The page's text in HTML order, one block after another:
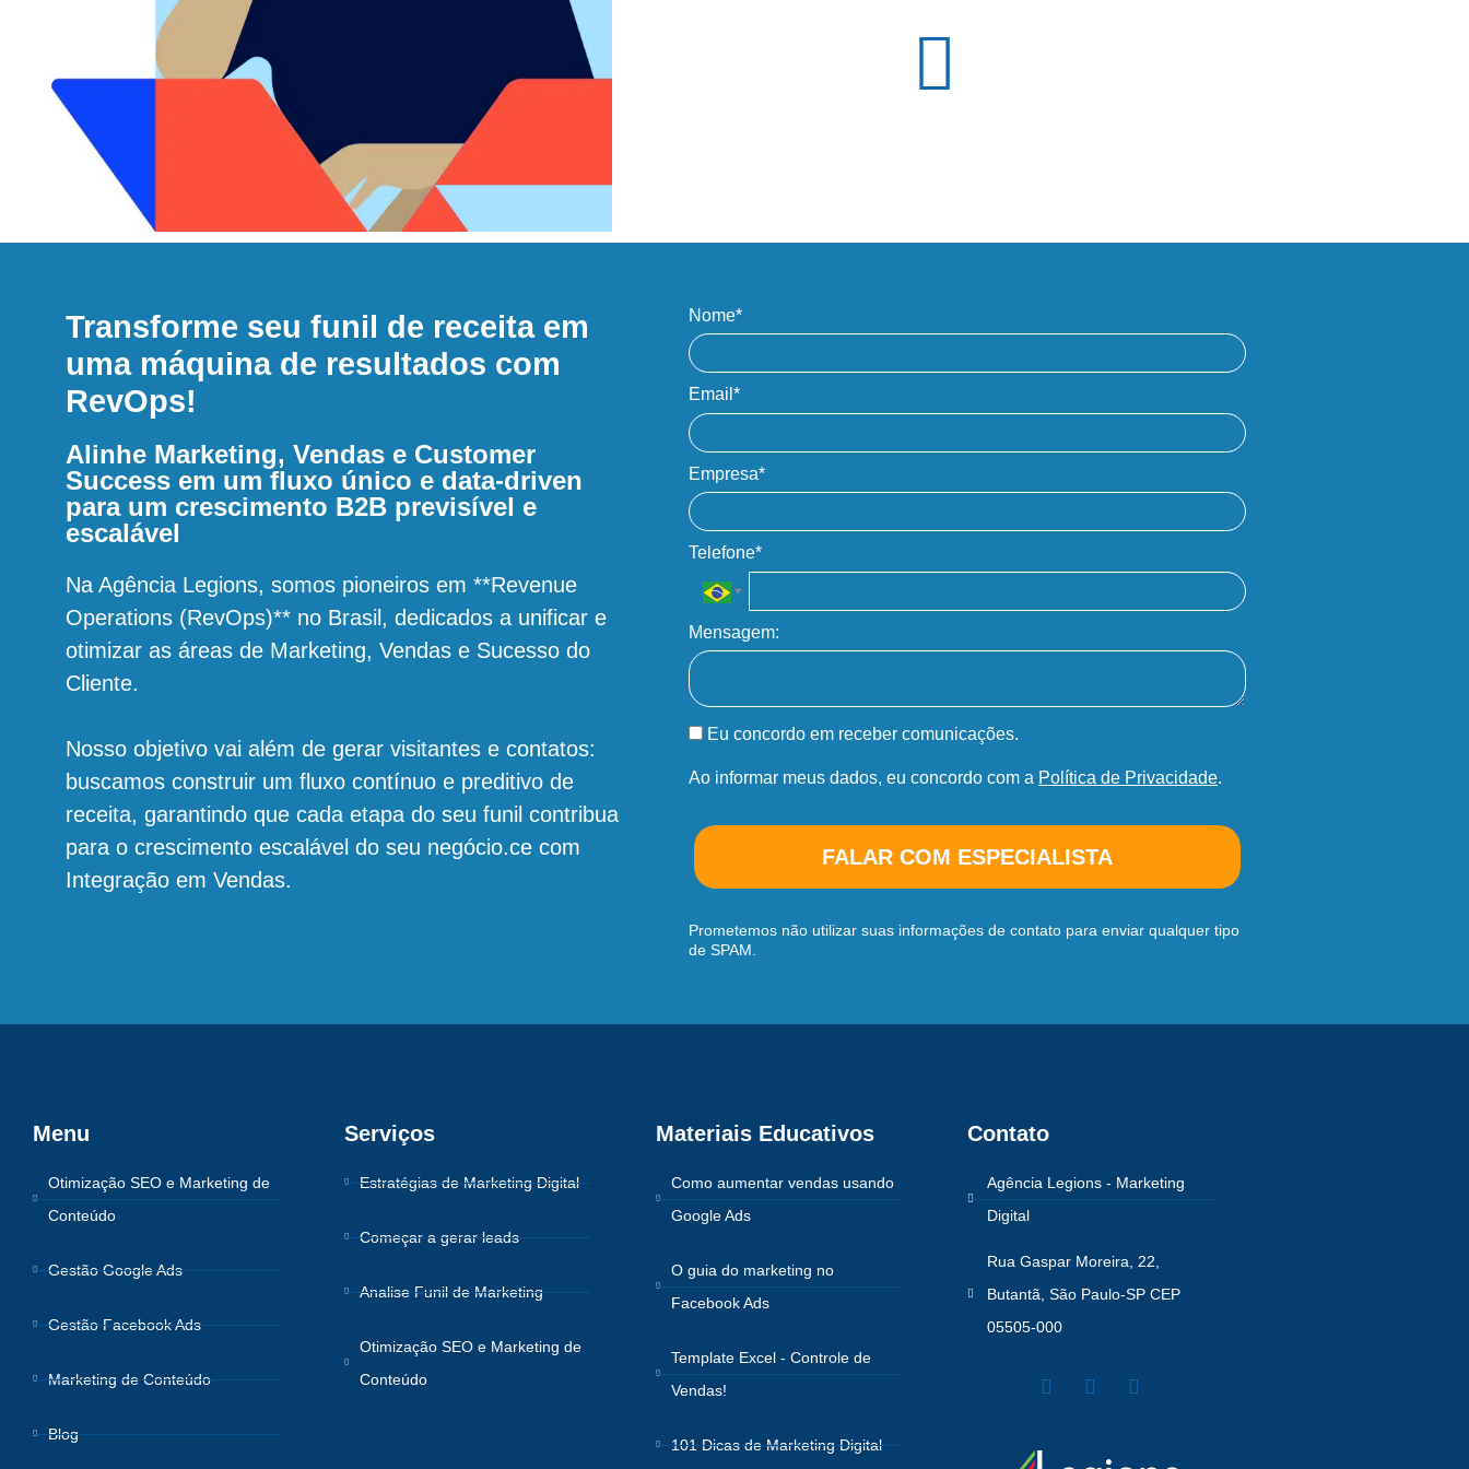
Transforme seu funil de receita em
uma máquina de resultados com
RevOps!
Alinhe Marketing, Vendas e Customer
Success em um fluxo único e data-driven
para um crescimento B2B previsível e
escalável
Na Agência Legions, somos pioneiros em **Revenue
Operations (RevOps)** no Brasil, dedicados a unificar e
otimizar as áreas de Marketing, Vendas e Sucesso do
Cliente.
Nosso objetivo vai além de gerar visitantes e contatos:
buscamos construir um fluxo contínuo e preditivo de
receita, garantindo que cada etapa do seu funil contribua
para o crescimento escalável do seu negócio.ce com
Integração em Vendas.
Nome*
Email*
Empresa*
Telefone*
Mensagem:
Eu concordo em receber comunicações.
Ao informar meus dados, eu concordo com a Política de Privacidade.
FALAR COM ESPECIALISTA
Prometemos não utilizar suas informações de contato para enviar qualquer tipo
de SPAM.
Menu
Otimização SEO e Marketing de
Conteúdo
Gestão Google Ads
Gestão Facebook Ads
Marketing de Conteúdo
Blog
Serviços
Estratégias de Marketing Digital
Começar a gerar leads
Analise Funil de Marketing
Otimização SEO e Marketing de
Conteúdo
Materiais Educativos
Como aumentar vendas usando
Google Ads
O guia do marketing no
Facebook Ads
Template Excel - Controle de
Vendas!
101 Dicas de Marketing Digital
Contato
Agência Legions - Marketing
Digital
Rua Gaspar Moreira, 22,
Butantã, São Paulo-SP CEP
05505-000